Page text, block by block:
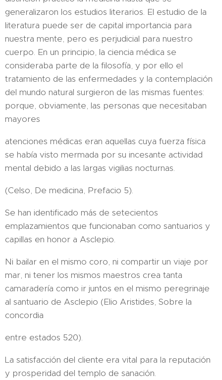
generalizaron los estudios literarios. El estudio de la
literatura puede ser de capital importancia para
nuestra mente, pero es perjudicial para nuestro
cuerpo. En un principio, la ciencia médica se
consideraba parte de la filosofía, y por ello el
tratamiento de las enfermedades y la contemplación
del mundo natural surgieron de las mismas fuentes:
porque, obviamente, las personas que necesitaban
mayores
atenciones médicas eran aquellas cuya fuerza física
se había visto mermada por su incesante actividad
mental debido a las largas vigilias nocturnas.
(Celso, De medicina, Prefacio 5).
Se han identificado más de setecientos
emplazamientos que funcionaban como santuarios y
capillas en honor a Asclepio.
Ni bailar en el mismo coro, ni compartir un viaje por
mar, ni tener los mismos maestros crea tanta
camaradería como ir juntos en el mismo peregrinaje
al santuario de Asclepio (Elio Aristides, Sobre la
concordia
entre estados 520).
La satisfacción del cliente era vital para la reputación
y prosperidad del templo de sanación.